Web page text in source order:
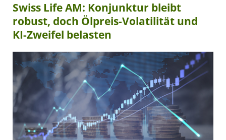
Swiss Life AM: Konjunktur bleibt
robust, doch Ölpreis-Volatilität und
KI-Zweifel belasten